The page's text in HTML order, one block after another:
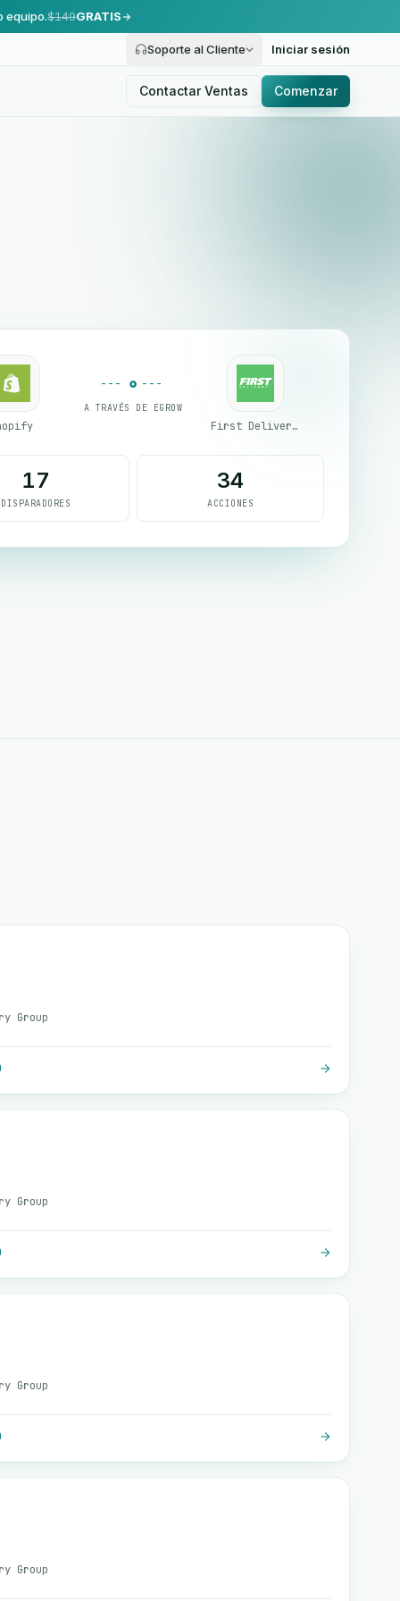
equipo.$149GRATIS
Soporte al Cliente Iniciar sesión
Contactar Ventas Comenzar
A TRAVÉS DE EGROW
First Delivery Group
17
DISPARADORES
34
ACCIONES
Group
Group
Group
Group